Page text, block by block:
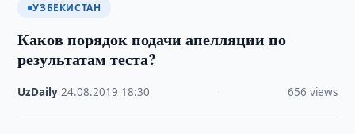
УЗБЕКИСТАН
Каков порядок подачи апелляции по
результатам теста?
UzDaily ·24.08.2019 18:30 656 views